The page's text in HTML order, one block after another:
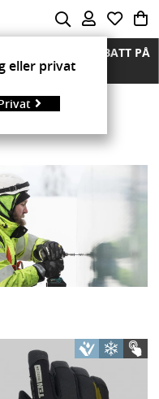
MÄNGDRABATT PÅ
eller privat